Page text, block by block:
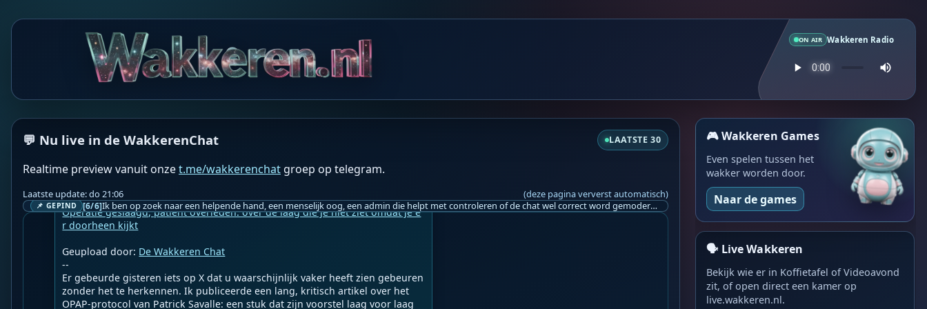
ON AIR Wakkeren Radio
💬 Nu live in de WakkerenChat LAATSTE 30
Realtime preview vanuit onzet.me/wakkerenchat groep op telegram.
Laatste update: do 21:06 (deze pagina ververst automatisch)
📌 GEPIND [6/6] Ik ben op zoek naar een helpende hand, een menselijk oog, een admin die helpt met controleren of de chat wel correct word gemodereerd word door NoMoSpam. 98% gaat automatisch goed, toch ik dit nooit helemaal loslaten en moet er altijd een mens mee blijven opletten bij elke beslissing die gemaakt word. Waar bestaan de werkzaamheden uit? Mee kijken in admin log kanaal naar alle drugs/porno/scams die voorbij komen en in het geval van een randgevalletje, ingrijpen en b.v. een verwijderd maar wel toegestaan bericht terug plaatsen met een druk op de knop. tsja zo banaal en simpel is het gesteld.. Word je hier blij van? Nee. Strookt het je ego? Nee. Word je er beter van? Nee. Kost het veel tijd? Totaal niet, consistentie en regelmaat is belangrijker dan 'er even voor kunnen gaan zitten'.. het werk is in een paar seconden gepiept.. je checkt puur of AI de juiste beslissing heeft gemaakt.. …
Wakkeren Service BOT
❤️ Lieverds!❤️
WF Wakkere Fabels BOT
💊Mind Stretcher uit Red Pill Bron💊
Operatie geslaagd, patiënt overleden: over de laag die je niet ziet omdat je e
r doorheen kijkt
Geupload door: De Wakkeren Chat
--
Er gebeurde gisteren iets op X dat u waarschijnlijk vaker heeft zien gebeuren
zonder het te herkennen. Ik publiceerde een lang, kritisch artikel over het
OPAP-protocol van Patrick Savalle: een stuk dat zijn voorstel laag voor laag
🎮 Wakkeren Games
Even spelen tussen het
wakker worden door.
Naar de games
🗣️ Live Wakkeren
Bekijk wie er in Koffietafel of Videoavond
zit, of open direct een kamer op
live.wakkeren.nl.